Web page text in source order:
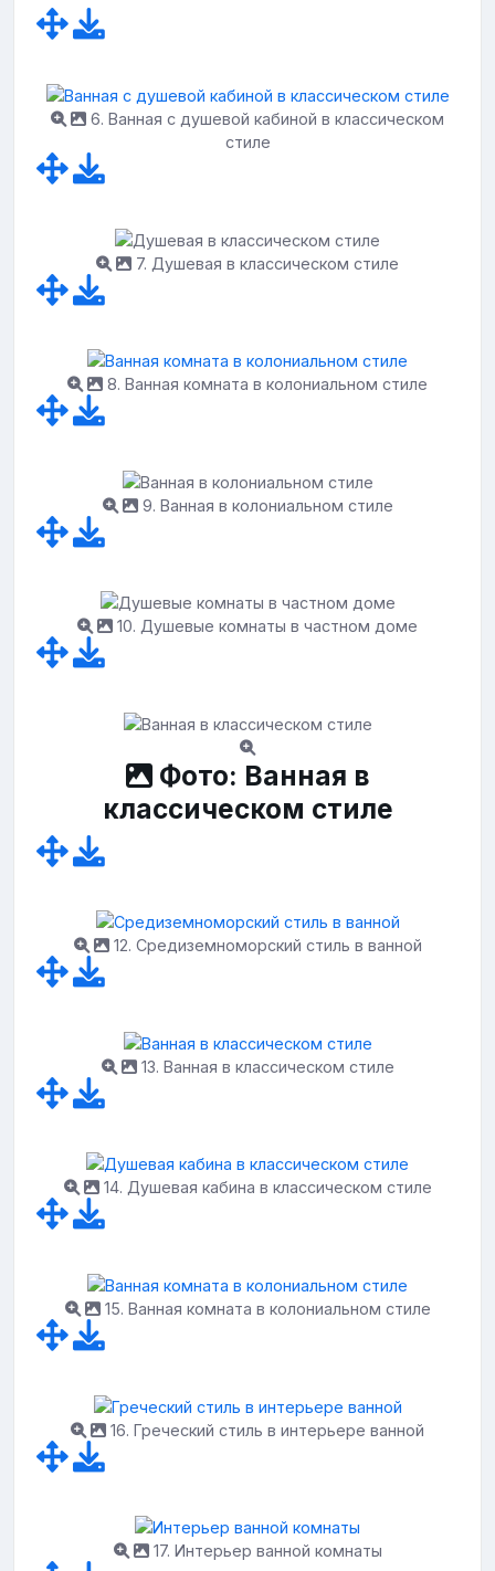
6. Ванная с душевой кабиной в классическом
стиле
7. Душевая в классическом стиле
8. Ванная комната в колониальном стиле
9. Ванная в колониальном стиле
10. Душевые комнаты в частном доме
Фото: Ванная в
классическом стиле
12. Средиземноморский стиль в ванной
13. Ванная в классическом стиле
14. Душевая кабина в классическом стиле
15. Ванная комната в колониальном стиле
16. Греческий стиль в интерьере ванной
17. Интерьер ванной комнаты